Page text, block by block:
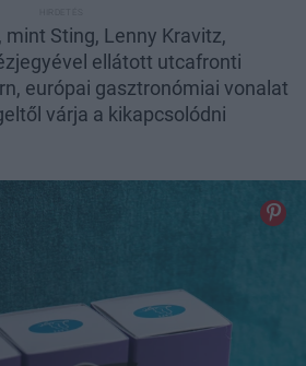
Sting, Lenny Kravitz,
ellátott utcafronti
európai gasztronómiai vonalat
várja a kikapcsolódni